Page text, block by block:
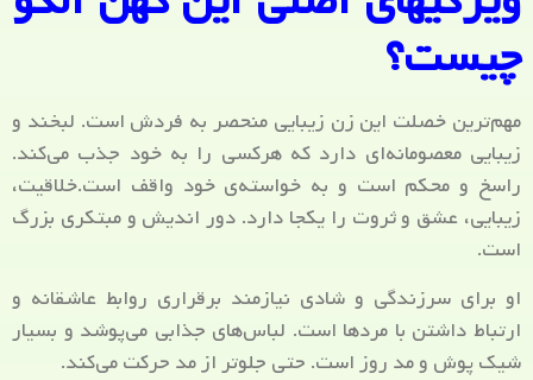
چیست؟
مهم‌ترین خصلت این زن زیبایی منحصر به فردش است. لبخند و
زیبایی معصومانه‌ای دارد که هرکسی را به خود جذب می‌کند.
راسخ و محکم است و به خواسته‌ی خود واقف است.خلاقیت،
زیبایی، عشق و ثروت را یکجا دارد. دور اندیش و مبتکری بزرگ
است.
او برای سرزندگی و شادی نیازمند برقراری روابط عاشقانه و
ارتباط داشتن با مردها است. لباس‌های جذابی می‌پوشد و بسیار
شیک پوش و مد روز است. حتی جلوتر از مد حرکت می‌کند.